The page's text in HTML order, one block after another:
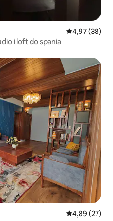
Średnia
4,97 (38)
i loft do spania
Średnia
4,89 (27)